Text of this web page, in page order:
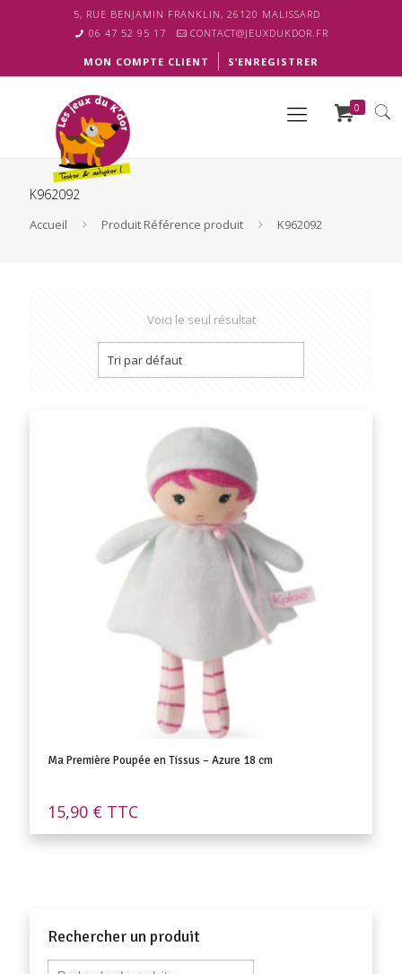
5, RUE BENJAMIN FRANKLIN, 26120 MALISSARD
06 47 52 95 17
CONTACT@JEUXDUKDOR.FR
MON COMPTE CLIENT S’ENREGISTRER
0
K962092
Accueil Produit Référence produit K962092
Voici le seul résultat
Ma Première Poupée en Tissus – Azure 18 cm
15,90 € TTC
Rechercher un produit